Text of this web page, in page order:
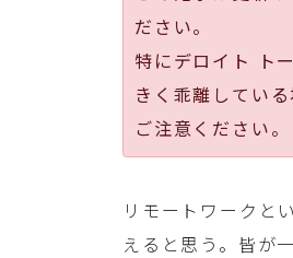
ださい。
特にデロイト ト
きく乖離している
ご注意ください。
リモートワークと
えると思う。皆が